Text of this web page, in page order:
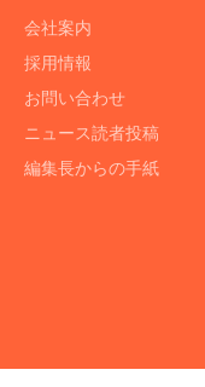
会社案内
採用情報
お問い合わせ
ニュース読者投稿
編集長からの手紙